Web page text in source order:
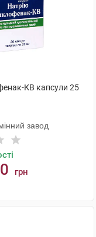
КВ капсули 25
завод
грн